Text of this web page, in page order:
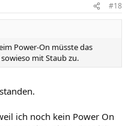
#18
Power-On müsste das
mit Staub zu.
ich noch kein Power On